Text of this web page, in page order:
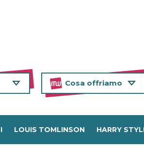
Cosa offriamo
LOUIS TOMLINSON HARRY